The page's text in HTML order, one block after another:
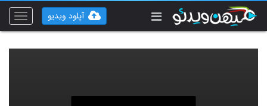
Toggle
آپلود ویدیو